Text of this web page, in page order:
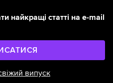
найкращі статті на e-mail
випуск